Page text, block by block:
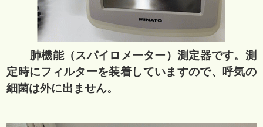
肺機能（スパイロメーター）測定器です。測
定時にフィルターを装着していますので、呼気の
細菌は外に出ません。